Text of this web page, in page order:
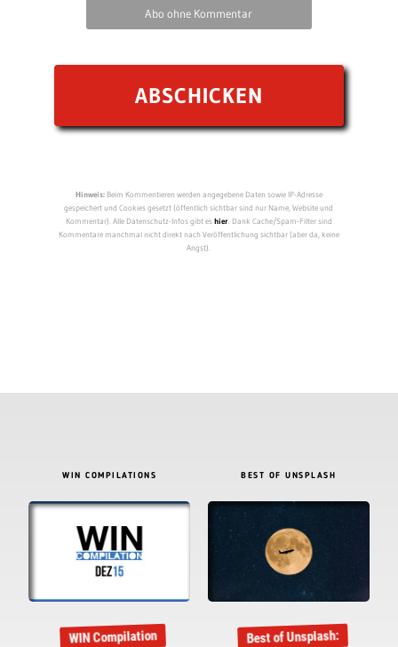
Abo ohne Kommentar
Hinweis:Beim Kommentieren werden angegebene Daten sowie IP-Adresse
gespeichert und Cookies gesetzt (öffentlich sichtbar sind nur Name, Website und
Kommentar). Alle Datenschutz-Infos gibt eshier. Dank Cache/Spam-Filter sind
Kommentare manchmal nicht direkt nach Veröffentlichung sichtbar (aber da, keine
Angst).
WIN COMPILATIONS
WIN Compilation
BEST OF UNSPLASH
Best of Unsplash: